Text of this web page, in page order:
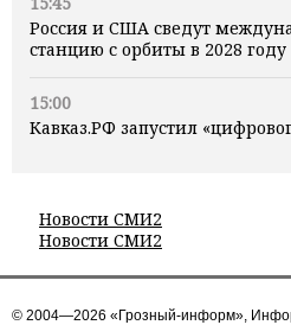
Россия и США сведут
станцию с орбиты в 2028 году
15:00
Кавказ.РФ запустил
Новости СМИ2
Новости СМИ2
© 2004—2026 «Грозный-информ»,